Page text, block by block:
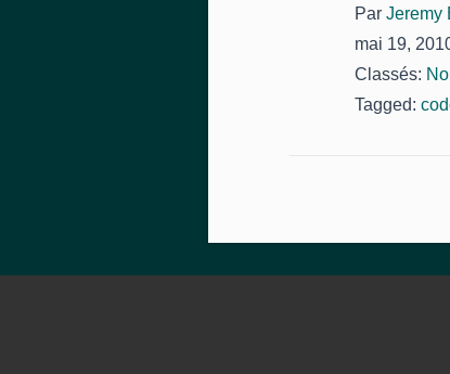
Par Jeremy
mai 19,
Classés:
Tagged: